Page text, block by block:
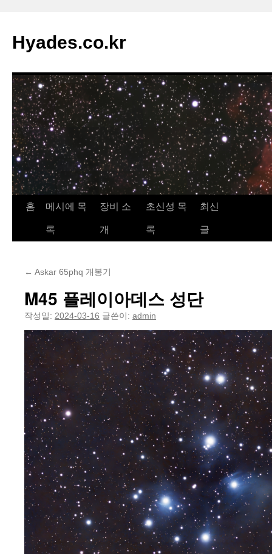
츠
로
너
뛰
기
Hyades.co.kr
홈 메시에 목
록
장비 소
개
초신성 목
록
최신
글
← Askar 65phq 개봉기
M45 플레이아데스 성단
작성일: 2024-03-16 글쓴이: admin